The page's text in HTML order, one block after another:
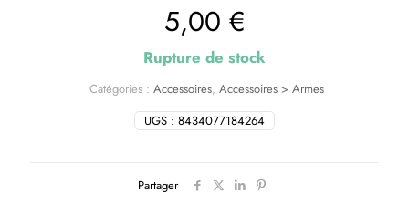
5,00 €
Rupture de stock
UGS : 8434077184264
Catégories : Accessoires, Accessoires > Armes
Partager